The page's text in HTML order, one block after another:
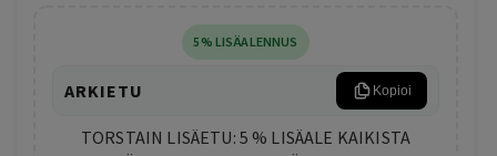
5% LISÄALENNUS
ARKIETU Kopioi
TORSTAIN LISÄETU: 5 % LISÄALE KAIKISTA